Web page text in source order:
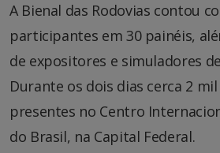
A Bienal das Rodovias contou
participantes em 30 painéis,
de expositores e simuladores
Durante os dois dias cerca 2
presentes no Centro
do Brasil, na Capital Federal.